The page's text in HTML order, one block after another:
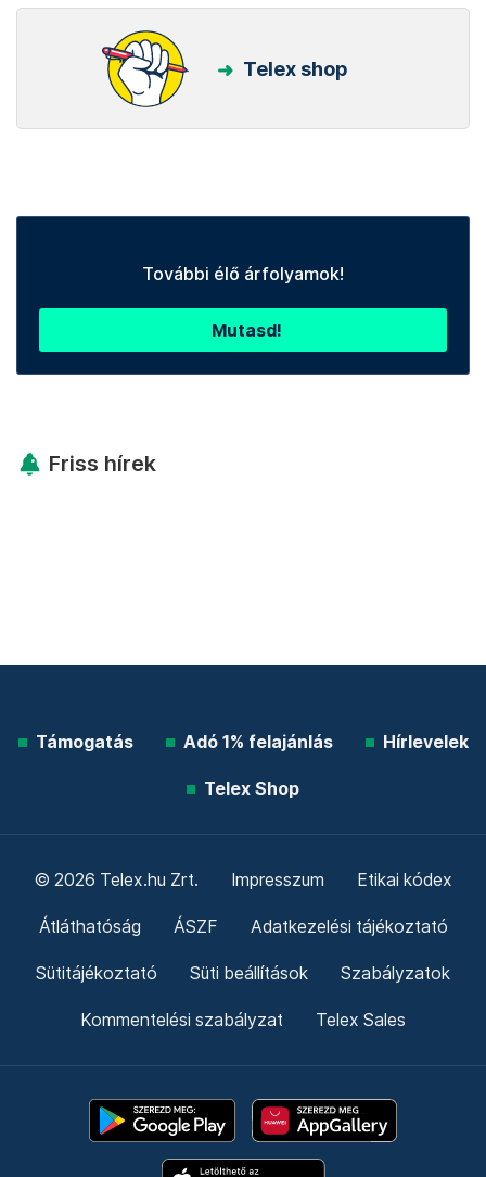
Telex shop
További élő árfolyamok!
Mutasd!
Friss hírek
Támogatás Adó 1% felajánlás Hírlevelek
Telex Shop
© 2026 Telex.hu Zrt. Impresszum Etikai kódex
Átláthatóság ÁSZF Adatkezelési tájékoztató
Sütitájékoztató Süti beállítások Szabályzatok
Kommentelési szabályzat Telex Sales